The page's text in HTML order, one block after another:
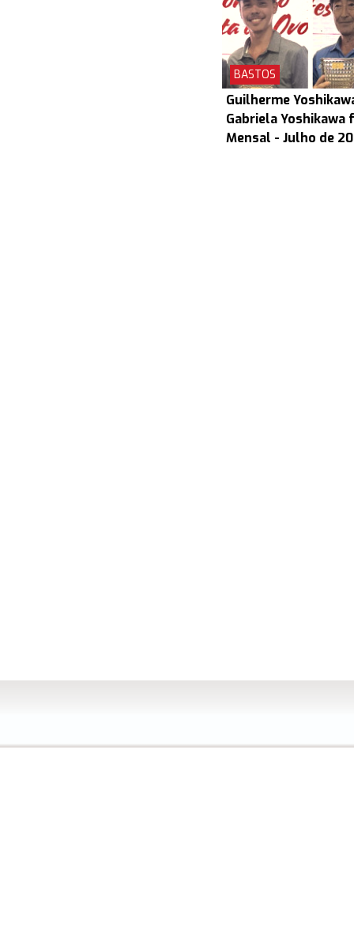
BASTOS
Guilherme
Gabriela
Mensal - Julho de